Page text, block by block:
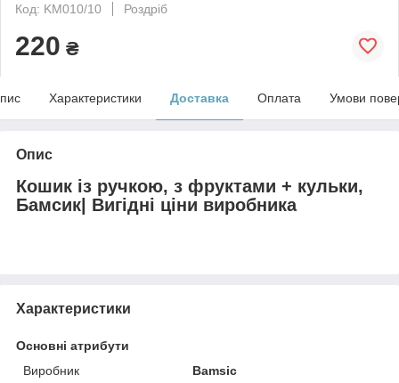
Код: KM010/10
Роздріб
220 ₴
Характеристики Доставка Оплата Умови
Опис
Кошик із ручкою, з фруктами + кульки,
Бамсик| Вигідні ціни виробника
Характеристики
Основні атрибути
Виробник
Bamsic